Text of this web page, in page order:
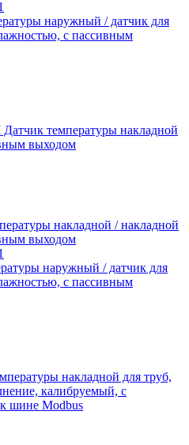
наружный / датчик для
с пассивным
температуры накладной
выходом
накладной / накладной
выходом
наружный / датчик для
с пассивным
накладной для труб,
калибруемый, с
шине Modbus